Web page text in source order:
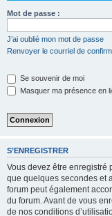
Mot de passe :
J’ai oublié mon mot de passe
Renvoyer le courriel de
Se souvenir de moi
Masquer ma présence en
S’ENREGISTRER
Vous devez être enregistré
que quelques secondes et
forum peut également
du forum. Avant de vous
de nos conditions